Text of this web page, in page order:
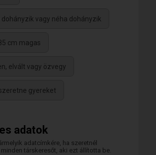
dohányzik vagy néha dohányzik
cm magas
elvált vagy özvegy
gyereket
adatok
adatcímkére, ha szeretnél
társkeresőt, aki ezt állította be.